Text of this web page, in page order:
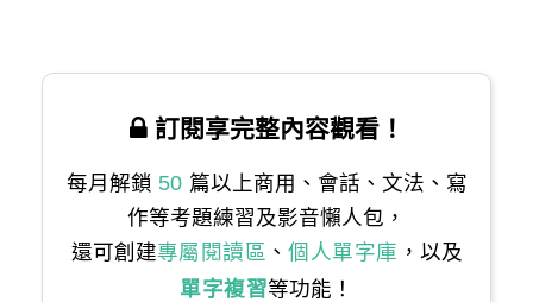
訂閱享完整內容觀看！
每月解鎖 50 篇以上商用、會話、文法、寫
作等考題練習及影音懶人包，
還可創建專屬閱讀區 、 個人單字庫 ，以及
單字複習等功能！